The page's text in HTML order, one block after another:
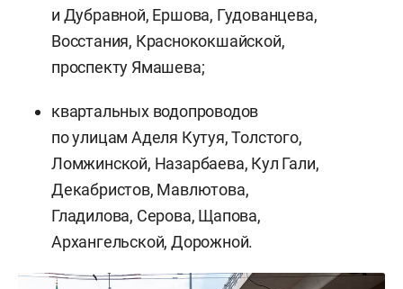
и Дубравной, Ершова, Гудованцева,
Восстания, Краснококшайской,
проспекту Ямашева;
квартальных водопроводов
по улицам Аделя Кутуя, Толстого,
Ломжинской, Назарбаева, Кул Гали,
Декабристов, Мавлютова,
Гладилова, Серова, Щапова,
Архангельской, Дорожной.